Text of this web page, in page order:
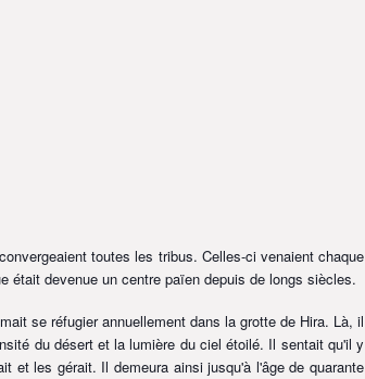
toutes les tribus. Celles-ci venaient chaque
était devenue un centre païen depuis de longs siècles.
se réfugier annuellement dans la grotte de Hira. Là, il
du désert et la lumière du ciel étoilé. Il sentait qu'il y
et les gérait. Il demeura ainsi jusqu'à l'âge de quarante